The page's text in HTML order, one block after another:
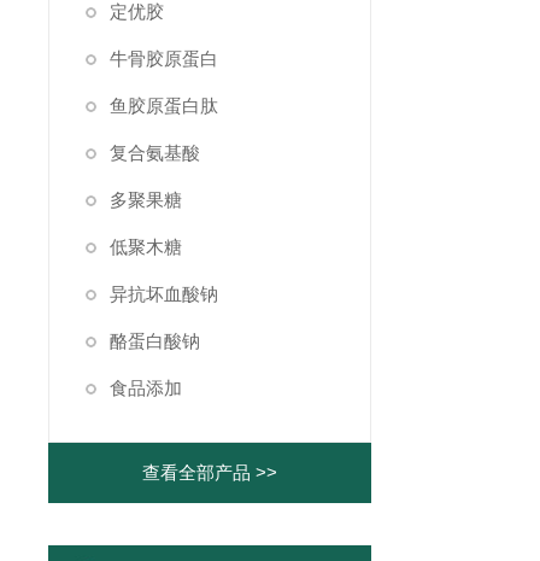
定优胶
牛骨胶原蛋白
鱼胶原蛋白肽
复合氨基酸
多聚果糖
低聚木糖
异抗坏血酸钠
酪蛋白酸钠
食品添加
查看全部产品 >>